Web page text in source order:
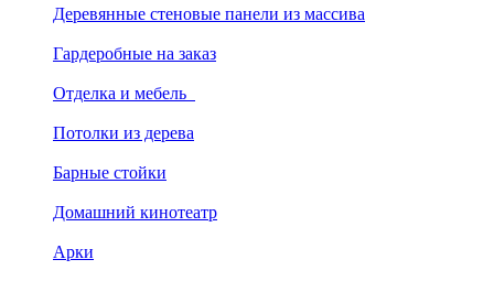
Деревянные стеновые панели из массива
Гардеробные на заказ
Отделка и мебель
Потолки из дерева
Барные стойки
Домашний кинотеатр
Арки